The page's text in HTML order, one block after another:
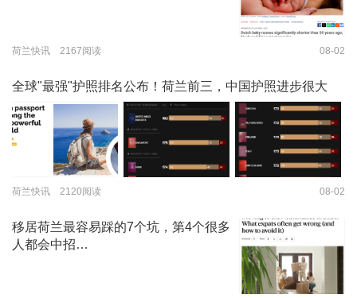
荷兰快讯 2167阅读 08-02
全球"最强"护照排名公布！荷兰前三，中国护照进步很大
荷兰快讯 2120阅读 08-02
移居荷兰最容易踩的7个坑，第4个很多
人都会中招…